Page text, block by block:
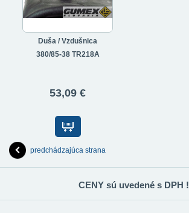
Duša / Vzdušnica
380/85-38 TR218A
53,09 €
predchádzajúca strana
CENY sú uvedené s DPH !